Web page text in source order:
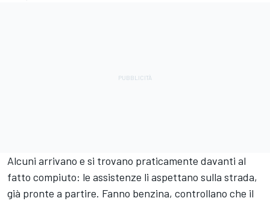
Alcuni arrivano e si trovano praticamente davanti al
fatto compiuto: le assistenze li aspettano sulla strada,
già pronte a partire. Fanno benzina, controllano che il